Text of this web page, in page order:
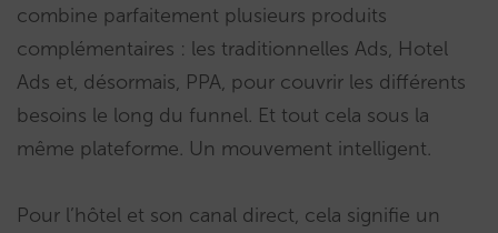
combine parfaitement plusieurs produits
complémentaires : les traditionnelles Ads, Hotel
Ads et, désormais, PPA, pour couvrir les différents
besoins le long du funnel. Et tout cela sous la
même plateforme. Un mouvement intelligent.
Pour l’hôtel et son canal direct, cela signifie un